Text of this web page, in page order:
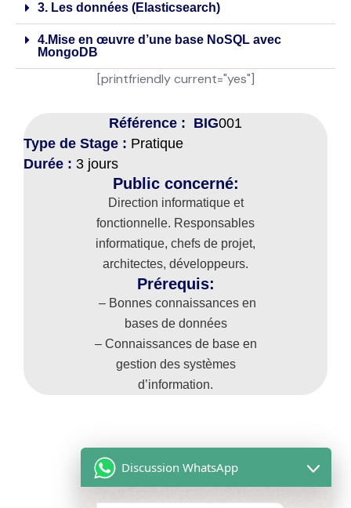
3. Les données (Elasticsearch)
4.Mise en œuvre d’une base NoSQL avec
MongoDB
[printfriendly current="yes"]
Référence : BIG001
Type de Stage : Pratique
Durée : 3 jours
Public concerné:
Direction informatique et
fonctionnelle. Responsables
informatique, chefs de projet,
architectes, développeurs.
Prérequis:
– Bonnes connaissances en
bases de données
– Connaissances de base en
gestion des systèmes
d’information.
Discussion WhatsApp